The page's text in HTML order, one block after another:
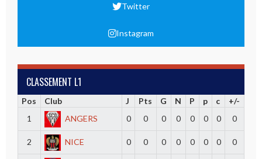
Twitter
Instagram
CLASSEMENT L1
Pos Club J Pts G N P p c
+/-
1
ANGERS 0 0 0 0 0 0 0 0
2 NICE 0 0 0 0 0 0 0 0